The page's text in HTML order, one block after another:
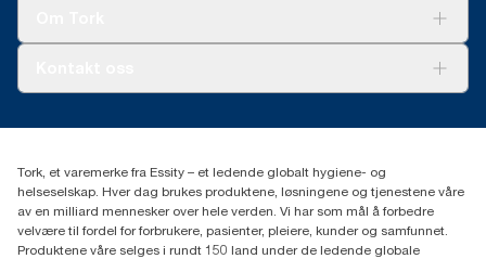
(+47) 22 70 62 00
Fredrik Selmers vei 6
0603 OSLO
Tork, et varemerke fra Essity – et ledende globalt hygiene- og
helseselskap. Hver dag brukes produktene, løsningene og tjenestene våre
av en milliard mennesker over hele verden. Vi har som mål å forbedre
velvære til fordel for forbrukere, pasienter, pleiere, kunder og samfunnet.
Produktene våre selges i rundt 150 land under de ledende globale